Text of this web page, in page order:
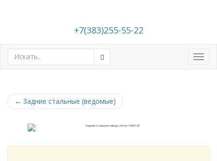
+7(383)255-55-22
← Задние стальные (ведомые)